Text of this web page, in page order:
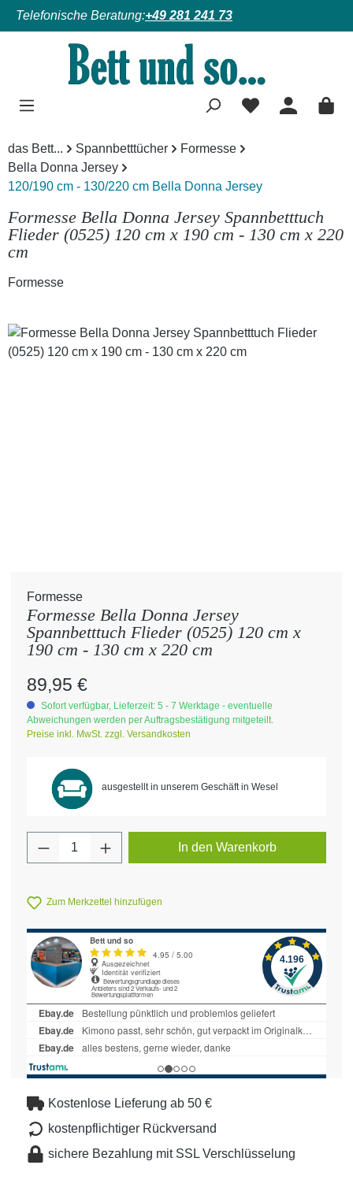
Zum Hauptinhalt springen
Telefonische Beratung:+49 281 241 73
das Bett... Spannbetttücher
Formesse
Bella Donna Jersey
120/190 cm - 130/220 cm Bella Donna Jersey
Formesse Bella Donna Jersey Spannbetttuch
Flieder (0525) 120 cm x 190 cm - 130 cm x 220
cm
Formesse
Bildergalerie überspringen
Formesse
Formesse Bella Donna Jersey
Spannbetttuch Flieder (0525) 120 cm x
190 cm - 130 cm x 220 cm
Regulärer Preis:
89,95 €
Sofort verfügbar, Lieferzeit: 5 - 7 Werktage - eventuelle
Abweichungen werden per Auftragsbestätigung mitgeteilt.
Preise inkl. MwSt. zzgl. Versandkosten
ausgestellt in unserem Geschäft in Wesel
Produkt Anzahl: Gib den gewünschten
In den Warenkorb
Zum Merkzettel hinzufügen
Kostenlose Lieferung ab 50 €
kostenpflichtiger Rückversand
sichere Bezahlung mit SSL Verschlüsselung